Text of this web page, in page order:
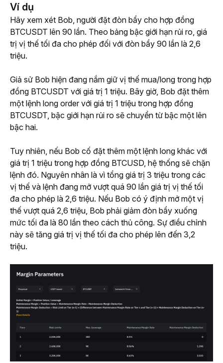
Ví dụ
Hãy xem xét Bob, người đặt đòn bẩy cho hợp đồng
BTCUSDT lên 90 lần. Theo bảng bậc giới hạn rủi ro, giá
trị vị thế tối đa cho phép đối với đòn bẩy 90 lần là 2,6
triệu.
Giả sử Bob hiện đang nắm giữ vị thế mua/long trong hợp
đồng BTCUSDT với giá trị 1 triệu. Bây giờ, Bob đặt thêm
một lệnh long order với giá trị 1 triệu trong hợp đồng
BTCUSDT, bậc giới hạn rủi ro sẽ chuyển từ bậc một lên
bậc hai.
Tuy nhiên, nếu Bob cố đặt thêm một lệnh long khác với
giá trị 1 triệu trong hợp đồng BTCUSD, hệ thống sẽ chặn
lệnh đó. Nguyên nhân là vì tổng giá trị 3 triệu trong các
vị thế và lệnh đang mở vượt quá 90 lần giá trị vị thế tối
đa cho phép là 2,6 triệu. Nếu Bob có ý định mở một vị
thế vượt quá 2,6 triệu, Bob phải giảm đòn bẩy xuống
mức tối đa là 80 lần theo cách thủ công. Sự điều chỉnh
này sẽ tăng giá trị vị thế tối đa cho phép lên đến 3,2
triệu.